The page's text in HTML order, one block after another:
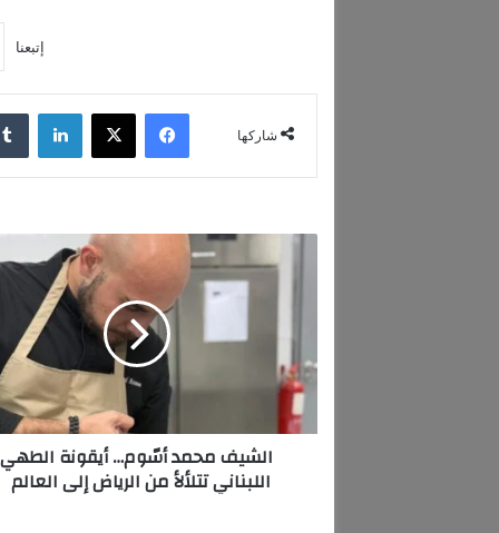
إتبعنا
شاركها
فيسبوك ‫X لينكدإن
م
د
الشيف محمد أسّوم… أيقونة الطهي
اللبناني تتلألأ من الرياض إلى العالم